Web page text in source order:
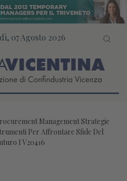
07 Agosto 2026
Management Strategie
Per Affrontare Sfide Del
I V20416